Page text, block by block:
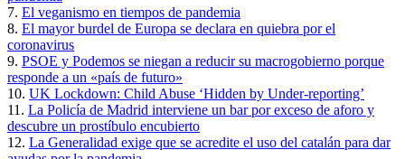
7. El veganismo en tiempos de pandemia
8. El mayor burdel de Europa se declara en quiebra por el
coronavirus
9. PSOE y Podemos se niegan a reducir su macrogobierno porque
responde a un «país de futuro»
10. UK Lockdown: Child Abuse ‘Hidden by Under-reporting’
11. La Policía de Madrid interviene un bar por exceso de aforo y
descubre un prostíbulo encubierto
12. La Generalidad exige que se acredite el uso del catalán para dar